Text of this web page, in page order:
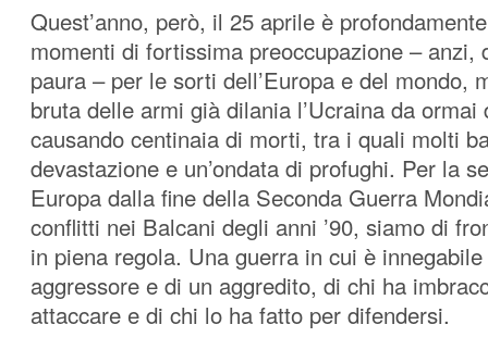
Quest’anno, però, il 25 aprile è
momenti di fortissima preoccupazione – anzi,
paura – per le sorti dell’Europa e del mondo,
bruta delle armi già dilania l’Ucraina da ormai
causando centinaia di morti, tra i quali molti
devastazione e un’ondata di profughi. Per la
Europa dalla fine della Seconda Guerra
conflitti nei Balcani degli anni ’90, siamo di
in piena regola. Una guerra in cui è
aggressore e di un aggredito, di chi ha
attaccare e di chi lo ha fatto per difendersi.